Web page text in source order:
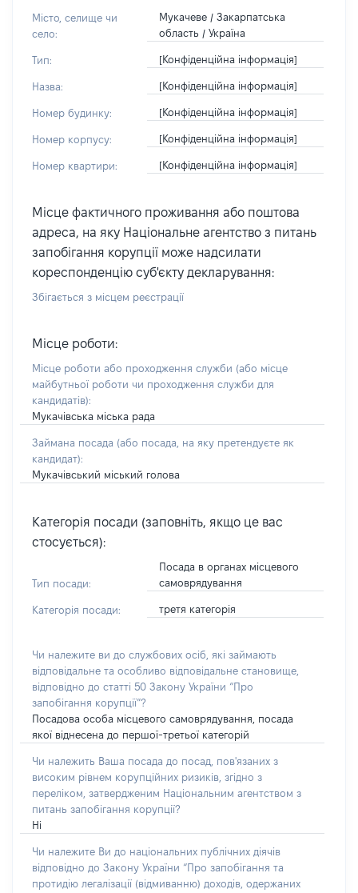
Місто, селище чи
село:
Мукачеве / Закарпатська
область / Україна
Тип: [Конфіденційна інформація]
Назва: [Конфіденційна інформація]
Номер будинку: [Конфіденційна інформація]
Номер корпусу: [Конфіденційна інформація]
Номер квартири: [Конфіденційна інформація]
Місце фактичного проживання або поштова
адреса, на яку Національне агентство з питань
запобігання корупції може надсилати
кореспонденцію суб'єкту декларування:
Збігається з місцем реєстрації
Місце роботи:
Місце роботи або проходження служби (або місце
майбутньої роботи чи проходження служби для
кандидатів):
Мукачівська міська рада
Займана посада (або посада, на яку претендуєте як
кандидат):
Мукачівський міський голова
Категорія посади (заповніть, якщо це вас
стосується):
Тип посади:
Посада в органах місцевого
самоврядування
Категорія посади: третя категорія
Чи належите ви до службових осіб, які займають
відповідальне та особливо відповідальне становище,
відповідно до статті 50 Закону України “Про
запобігання корупції”?
Посадова особа місцевого самоврядування, посада
якої віднесена до першої-третьої категорій
Чи належить Ваша посада до посад, пов'язаних з
високим рівнем корупційних ризиків, згідно з
переліком, затвердженим Національним агентством з
питань запобігання корупції?
Ні
Чи належите Ви до національних публічних діячів
відповідно до Закону України “Про запобігання та
протидію легалізації (відмиванню) доходів, одержаних